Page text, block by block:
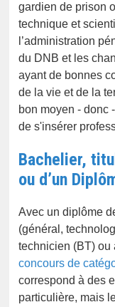
gardien de prison
technique et
l’administration
du DNB et les
ayant de bonnes
de la vie et de la
bon moyen - donc
de s'insérer
Bachelier,
ou d’un
Avec un diplôme
(général,
technicien (BT) ou
concours de
correspond à des
particulière, mais